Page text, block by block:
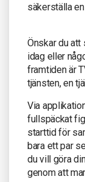
säkerställa
Önskar du
idag eller
framtiden är
tjänsten, en
Via
fullspäckat
starttid för
bara ett par
du vill göra
genom att